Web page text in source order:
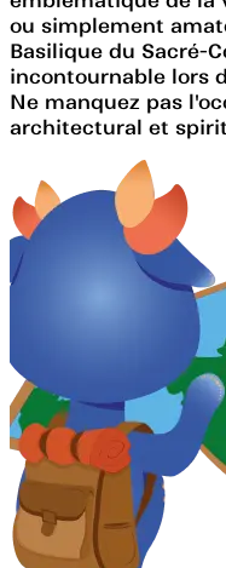
ou simplement
Basilique du Sacré-
incontournable lors
Ne manquez pas
architectural et